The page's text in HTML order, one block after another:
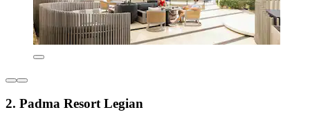
2. Padma Resort Legian